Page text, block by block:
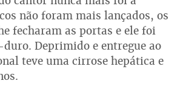
não foram mais lançados, os
fecharam as portas e ele foi
Deprimido e entregue ao
teve uma cirrose hepática e